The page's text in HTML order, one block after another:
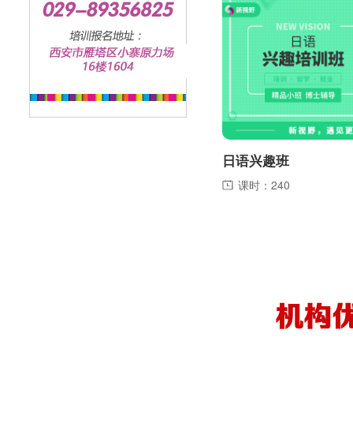
日语兴趣班
课时：240